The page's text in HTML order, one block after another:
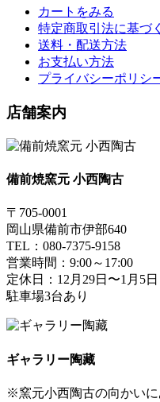
カートをみる
特定商取引法に基づ
送料・配送方法
お支払い方法
プライバシーポリシ
店舗案内
備前焼窯元 小西陶古
〒705-0001
岡山県備前市伊部640
TEL：080-7375-9158
営業時間：9:00～17:00
定休日：12月29日〜1月5日
駐車場3台あり
ギャラリー陶藏
※窯元小西陶古の向かいに